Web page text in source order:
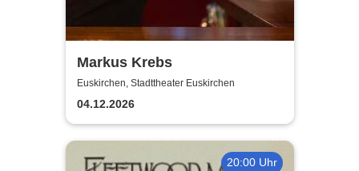
Markus Krebs
Euskirchen, Stadttheater Euskirchen
04.12.2026
20:00 Uhr